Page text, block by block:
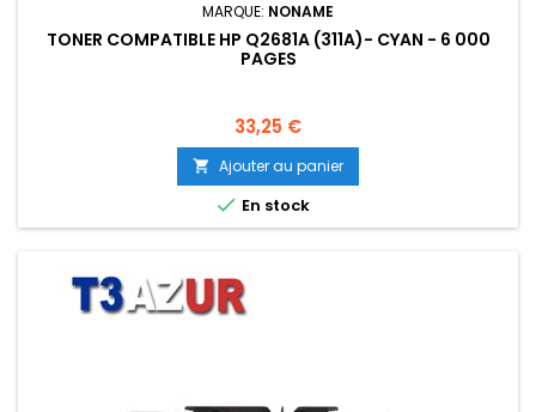
MARQUE: NONAME
TONER COMPATIBLE HP Q2681A (311A)- CYAN - 6 000
PAGES
Prix
33,25 €
 Ajouter au panier
 En stock